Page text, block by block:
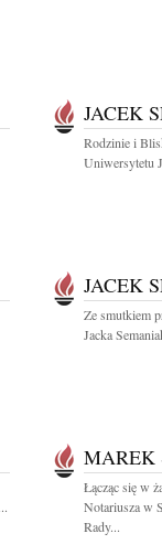
JACEK
Rodzinie i
Uniwersytetu
JACEK
Ze smutkiem
Jacka
MAREK
Łącząc się w
Notariusza w
Rady...